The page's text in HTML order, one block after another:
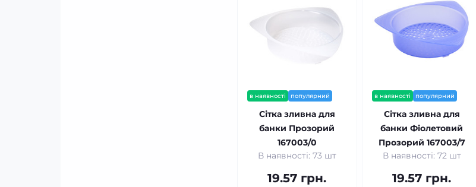
в наявності популярний
Сітка зливна для
банки Прозорий
167003/0
В наявності: 73 шт
19.57 грн.
в наявності популярний
Сітка зливна для
банки Фіолетовий
Прозорий 167003/7
В наявності: 72 шт
19.57 грн.